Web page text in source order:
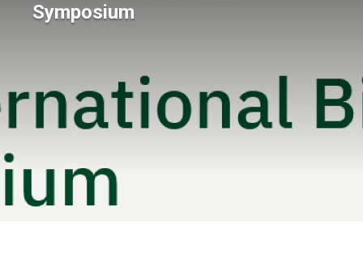
ayuda
navegación
Symposium